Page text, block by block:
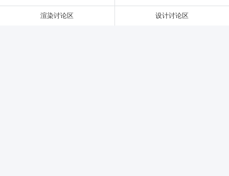
渲染讨论区 设计讨论区
您没有权限发布内容，请购买会员或者提升权
限。